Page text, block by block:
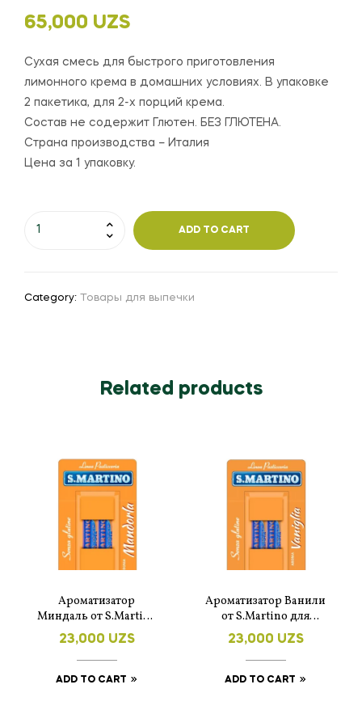
65,000 UZS
Сухая смесь для быстрого приготовления
лимонного крема в домашних условиях. В упаковке
2 пакетика, для 2-х порций крема.
Состав не содержит Глютен. БЕЗ ГЛЮТЕНА.
Страна производства – Италия
Цена за 1 упаковку.
ADD TO CART
Category: Товары для выпечки
Related products
Ароматизатор
Миндаль от S.Martino
для выпечки.
23,000 UZS
ADD TO CART
Ароматизатор Ванили
от S.Martino для
выпечки.
23,000 UZS
ADD TO CART